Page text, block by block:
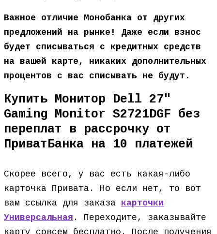
Важное отличие Монобанка от других
предложений на рынке! Даже если взнос
будет списываться с кредитных средств
на вашей карте, никаких дополнительных
процентов с вас списывать не будут.
Купить Монитор Dell 27″
Gaming Monitor S2721DGF без
переплат в рассрочку от
ПриватБанка на 10 платежей
Скорее всего, у вас есть какая-либо
карточка Привата. Но если нет, то вот
вам ссылка для заказа карточки
Универсальная . Переходите, заказывайте
карту совсем бесплатно. После получения